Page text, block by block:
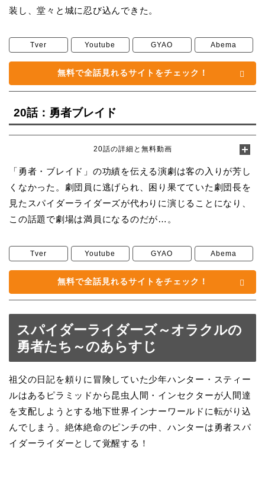
装し、堂々と城に忍び込んできた。
Tver Youtube GYAO Abema
無料で全話見れるサイトをチェック！
20話：勇者ブレイド
20話の詳細と無料動画
「勇者・ブレイド」の功績を伝える演劇は客の入りが芳し
くなかった。劇団員に逃げられ、困り果てていた劇団長を
見たスパイダーライダーズが代わりに演じることになり、
この話題で劇場は満員になるのだが…。
Tver Youtube GYAO Abema
無料で全話見れるサイトをチェック！
スパイダーライダーズ～オラクルの
勇者たち～のあらすじ
祖父の日記を頼りに冒険していた少年ハンター・スティー
ルはあるピラミッドから昆虫人間・インセクターが人間達
を支配しようとする地下世界インナーワールドに転がり込
んでしまう。絶体絶命のピンチの中、ハンターは勇者スパ
イダーライダーとして覚醒する！